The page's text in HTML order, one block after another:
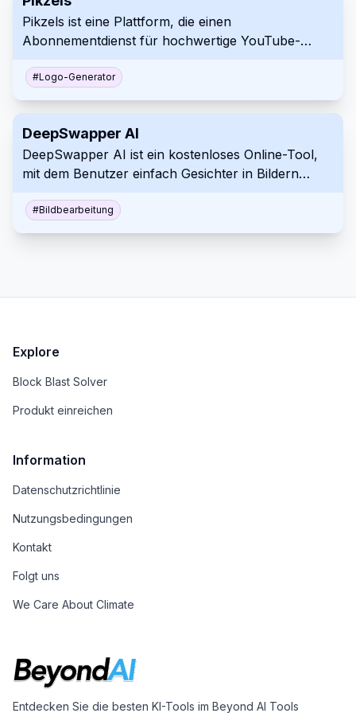
hochwertige Bildvergrößerung benötigen.
Pikzels ist eine Plattform, die einen
Abonnementdienst für hochwertige YouTube-
Designanfragen von erfahrenen Designern zu
einem festen monatlichen Preis. Dieser Dienst zielt
professioneller Video-Thumbnails zu vereinfachen
und zu beschleunigen.
#Logo-Generator
DeepSwapper AI
DeepSwapper AI ist ein kostenloses Online-Tool,
mit dem Benutzer einfach Gesichter in Bildern
Nutzung und liefert qualitativ hochwertige,
realistische Ergebnisse ohne Wasserzeichen oder
#Bildbearbeitung
Explore
Block Blast Solver
Produkt einreichen
Information
Datenschutzrichtlinie
Nutzungsbedingungen
Kontakt
Folgt uns
We Care About Climate
Entdecken Sie die besten KI-Tools im Beyond AI Tools